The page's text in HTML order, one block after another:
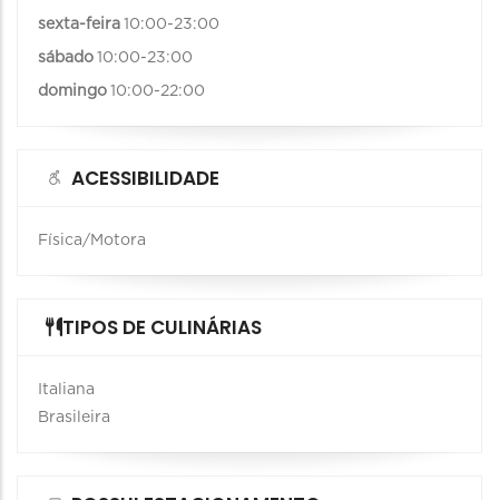
sexta-feira 10:00-23:00
sábado 10:00-23:00
domingo 10:00-22:00
ACESSIBILIDADE
Física/Motora
TIPOS DE CULINÁRIAS
Italiana
Brasileira